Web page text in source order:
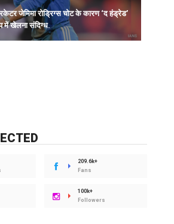
जेमिमा रोड्रिग्स चोट के कारण ‘द हंड्रेड’
में खेलना संदिग्ध.
209.6k+
Fans
100k+
Followers